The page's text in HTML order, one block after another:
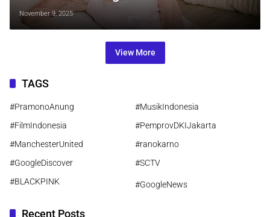
Cinta yang Tak Harus Memiliki
November 9, 2025
View More
TAGS
#PramonoAnung
#MusikIndonesia
#FilmIndonesia
#PemprovDKIJakarta
#ManchesterUnited
#ranokarno
#GoogleDiscover
#SCTV
#BLACKPINK
#GoogleNews
Recent Posts